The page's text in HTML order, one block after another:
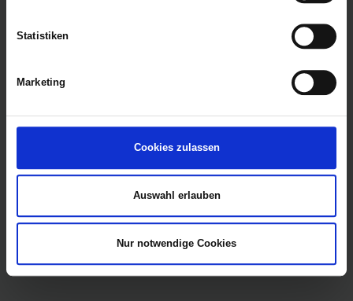
Statistiken
Marketing
Cookies zulassen
Auswahl erlauben
Nur notwendige Cookies